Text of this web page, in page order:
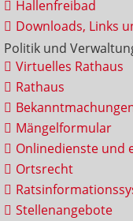
Hallenfreibad
Downloads, Links
Politik und
Virtuelles Rathaus
Rathaus
Mängelformular
Onlinedienste und
Ortsrecht
Stellenangebote